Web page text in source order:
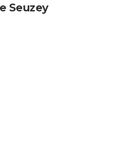
Seuzey